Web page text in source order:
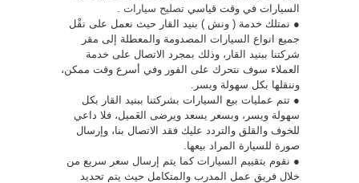
السيارات في وقت قياسي تصليح سيارات
● نمتلك خدمة ( ونش ) بنيد القار حيث نعمل على نقْل
جميع انواع السيارات المصدومة والمعطلة إلى مقر
شركتنا ببنيد القار، وذلك بمجرد الاتصال على خدمة
العملاء سوف نتحرك على الفور وفي أسرع وقت ممكن،
وننقلها بكل سهولة ويسر.
● تتم عمليات بيع السيارات بشركتنا ببنيد القار بكل
سهولة ويسر، وبسعر يسعد ويرضى العَميل، فلا داعي
للخوف والقلق والتردد عليك فقد الاتصال بنا، وإرسال
صورة للسيارة المراد بيعها.
● نقوم بتقييم السيارات كما يتم إرسال سعر سريع من
خلال فريق عمل المدرب والمتكامل حيث يتم تحديد